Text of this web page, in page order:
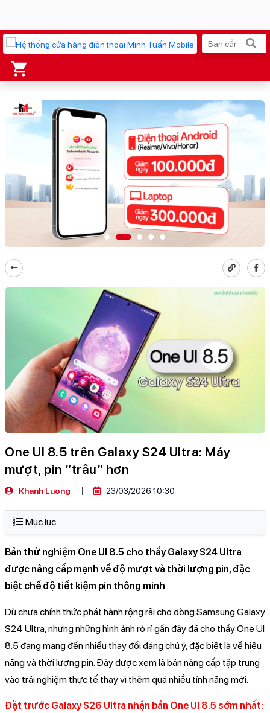
iPhone 17 Pro Max MacBook Neo giá tốt
AirTag 2 Mới Galaxy Z8 Series
AirPods 4 OPPO Reno16
Apple Watch S11 Ốp lưng Pitaka
Ốp lưng Apple
Loa Marshall Cốc sạc Apple
One UI 8.5 trên Galaxy S24 Ultra: Máy
mượt, pin “trâu” hơn
Khanh Luong 23/03/2026 10:30
Mục lục
Bản thử nghiệm One UI 8.5 cho thấy Galaxy S24 Ultra
được nâng cấp mạnh về độ mượt và thời lượng pin, đặc
biệt chế độ tiết kiệm pin thông minh
Dù chưa chính thức phát hành rộng rãi cho dòng Samsung Galaxy
S24 Ultra, nhưng những hình ảnh rò rỉ gần đây đã cho thấy One UI
8.5 đang mang đến nhiều thay đổi đáng chú ý, đặc biệt là về hiệu
năng và thời lượng pin. Đây được xem là bản nâng cấp tập trung
vào trải nghiệm thực tế thay vì thêm quá nhiều tính năng mới.
Đặt trước Galaxy S26 Ultra nhận bản One UI 8.5 sớm nhất: